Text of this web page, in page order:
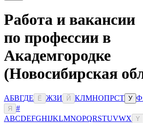
Работа и вакансии
по профессии в
Академгородке
(Новосибирская
АБВГДЕ Ё ЖЗИ Й КЛМНОПРСТ У Ф
Я
#
ABCDEFGHIJKLMNOPQRSTUVWX Y